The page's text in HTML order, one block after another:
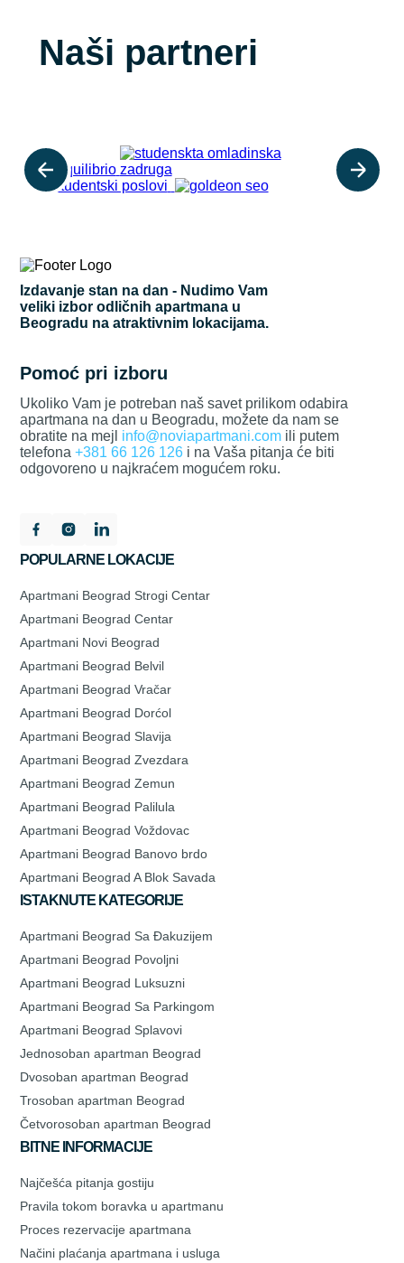
Naši partneri
Izdavanje stan na dan - Nudimo Vam
veliki izbor odličnih apartmana u
Beogradu na atraktivnim lokacijama.
Pomoć pri izboru
Ukoliko Vam je potreban naš savet prilikom odabira
apartmana na dan u Beogradu, možete da nam se
obratite na mejl info@noviapartmani.com ili putem
telefona+381 66 126 126 i na Vaša pitanja će biti
odgovoreno u najkraćem mogućem roku.
POPULARNE LOKACIJE
Apartmani Beograd Strogi Centar
Apartmani Beograd Centar
Apartmani Novi Beograd
Apartmani Beograd Belvil
Apartmani Beograd Vračar
Apartmani Beograd Dorćol
Apartmani Beograd Slavija
Apartmani Beograd Zvezdara
Apartmani Beograd Zemun
Apartmani Beograd Palilula
Apartmani Beograd Voždovac
Apartmani Beograd Banovo brdo
Apartmani Beograd A Blok Savada
ISTAKNUTE KATEGORIJE
Apartmani Beograd Sa Đakuzijem
Apartmani Beograd Povoljni
Apartmani Beograd Luksuzni
Apartmani Beograd Sa Parkingom
Apartmani Beograd Splavovi
Jednosoban apartman Beograd
Dvosoban apartman Beograd
Trosoban apartman Beograd
Četvorosoban apartman Beograd
BITNE INFORMACIJE
Najčešća pitanja gostiju
Pravila tokom boravka u apartmanu
Proces rezervacije apartmana
Načini plaćanja apartmana i usluga